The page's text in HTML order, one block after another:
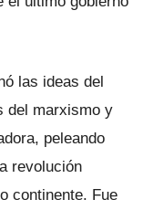
las ideas del
del marxismo y
peleando
revolución
continente. Fue